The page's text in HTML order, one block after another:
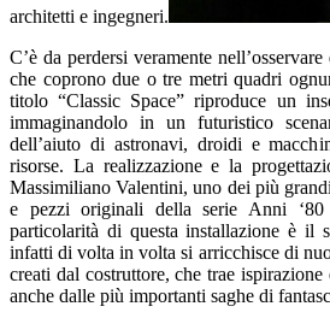
architetti e ingegneri.
C’è da perdersi veramente
che coprono due o tre metri quadri
titolo “Classic Space” riproduce un
immaginandolo in un futuristico
dell’aiuto di astronavi, droidi e
risorse. La realizzazione e la
Massimiliano Valentini, uno dei più
e pezzi originali della serie Anni
particolarità di questa installazione è il
infatti di volta in volta si arricchisce di
creati dal costruttore, che trae
anche dalle più importanti saghe di